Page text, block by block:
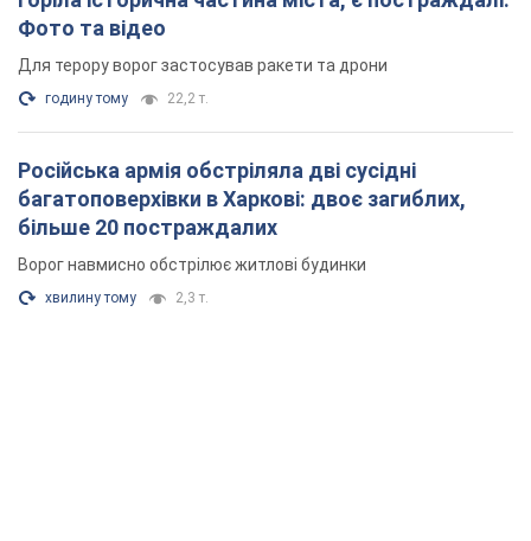
просив кошти та де поселився
Як працює особлива соціальна гарантія та хто нею
користується
3 години тому 47,4 т.
Армія Росії здійснила масовану атаку на Одесу:
горіла історична частина міста, є постраждалі.
Фото та відео
Для терору ворог застосував ракети та дрони
годину тому 22,2 т.